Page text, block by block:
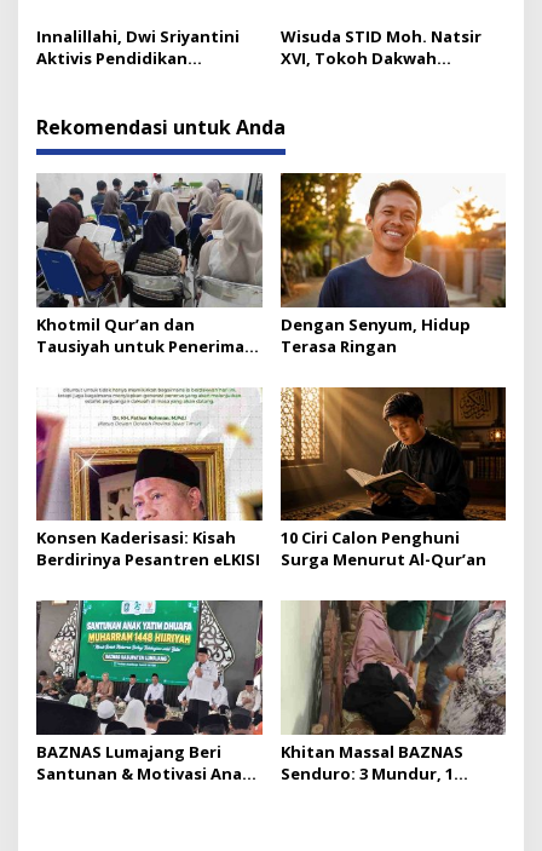
Innalillahi, Dwi Sriyantini
Aktivis Pendidikan
Wisuda STID Moh. Natsir
XVI, Tokoh Dakwah
Rekomendasi untuk Anda
Khotmil Qur’an dan
Tausiyah untuk Penerima
Dengan Senyum, Hidup
Terasa Ringan
Konsen Kaderisasi: Kisah
Berdirinya Pesantren eLKISI
10 Ciri Calon Penghuni
Surga Menurut Al-Qur’an
BAZNAS Lumajang Beri
Santunan & Motivasi Anak
Khitan Massal BAZNAS
Senduro: 3 Mundur, 1